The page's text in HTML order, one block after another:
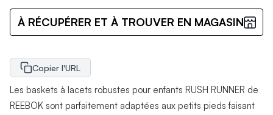
À RÉCUPÉRER ET À TROUVER EN MAGASIN
Copier l'URL
Les baskets à lacets robustes pour enfants RUSH RUNNER de
REEBOK sont parfaitement adaptées aux petits pieds faisant